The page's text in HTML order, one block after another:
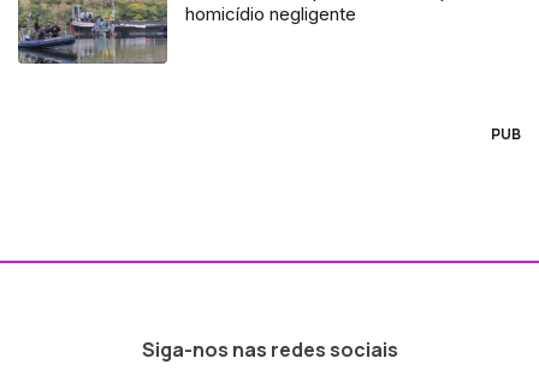
homicídio negligente
PUB
Siga-nos nas redes sociais